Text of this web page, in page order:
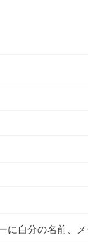
自分の名前、